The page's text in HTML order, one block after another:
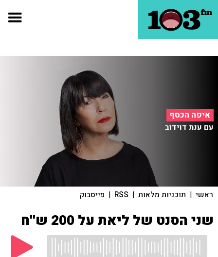
איפה הכסף
עם ענת דוידוב
ראשי | תוכניות מלאות |
RSS
| פייסבוק
שני הסנט של ליאת על 200 ש''ח